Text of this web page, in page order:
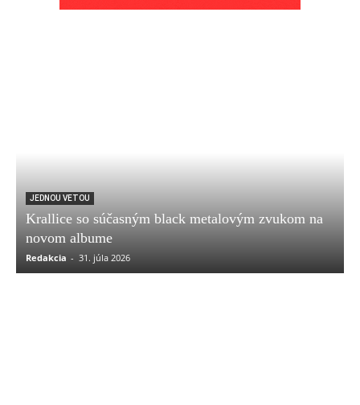
JEDNOU VETOU
Krallice so súčasným black metalovým zvukom na
novom albume
Redakcia - 31. júla 2026